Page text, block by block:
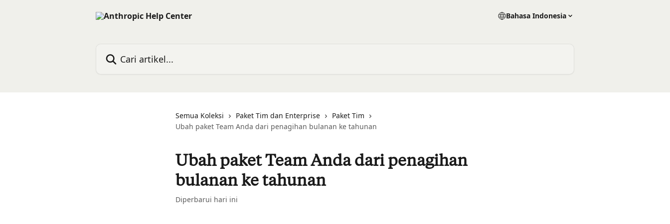
Bahasa Indonesia
Semua Koleksi Paket Tim dan Enterprise
Paket Tim
Ubah paket Team Anda dari penagihan bulanan ke tahunan
Ubah paket Team Anda dari penagihan
bulanan ke tahunan
Diperbarui hari ini